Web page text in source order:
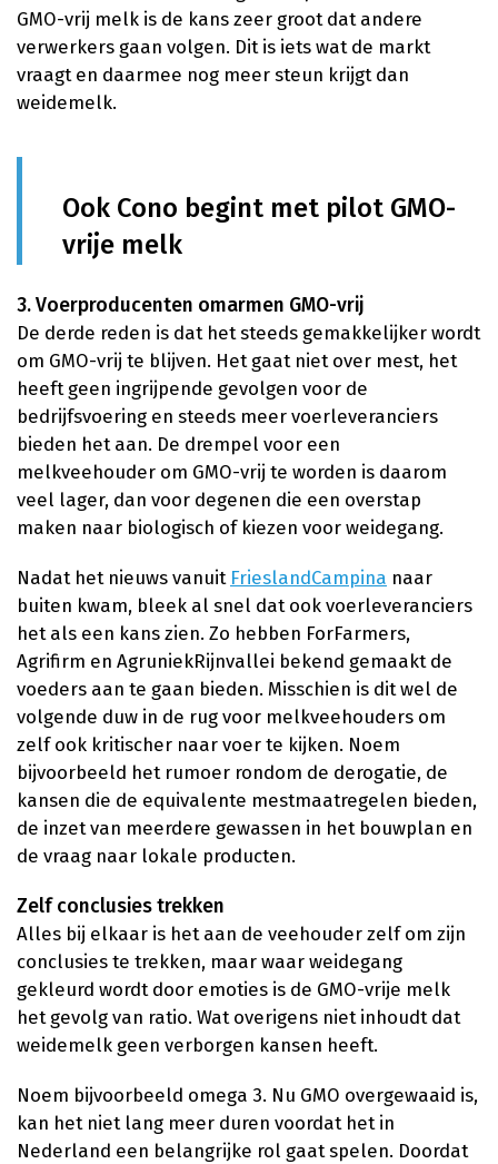
GMO-vrij melk is de kans zeer groot dat andere
verwerkers gaan volgen. Dit is iets wat de markt
vraagt en daarmee nog meer steun krijgt dan
weidemelk.
Ook Cono begint met pilot GMO-
vrije melk
3. Voerproducenten omarmen GMO-vrij
De derde reden is dat het steeds gemakkelijker wordt
om GMO-vrij te blijven. Het gaat niet over mest, het
heeft geen ingrijpende gevolgen voor de
bedrijfsvoering en steeds meer voerleveranciers
bieden het aan. De drempel voor een
melkveehouder om GMO-vrij te worden is daarom
veel lager, dan voor degenen die een overstap
maken naar biologisch of kiezen voor weidegang.
Nadat het nieuws vanuit FrieslandCampina naar
buiten kwam, bleek al snel dat ook voerleveranciers
het als een kans zien. Zo hebben ForFarmers,
Agrifirm en AgruniekRijnvallei bekend gemaakt de
voeders aan te gaan bieden. Misschien is dit wel de
volgende duw in de rug voor melkveehouders om
zelf ook kritischer naar voer te kijken. Noem
bijvoorbeeld het rumoer rondom de derogatie, de
kansen die de equivalente mestmaatregelen bieden,
de inzet van meerdere gewassen in het bouwplan en
de vraag naar lokale producten.
Zelf conclusies trekken
Alles bij elkaar is het aan de veehouder zelf om zijn
conclusies te trekken, maar waar weidegang
gekleurd wordt door emoties is de GMO-vrije melk
het gevolg van ratio. Wat overigens niet inhoudt dat
weidemelk geen verborgen kansen heeft.
Noem bijvoorbeeld omega 3. Nu GMO overgewaaid is,
kan het niet lang meer duren voordat het in
Nederland een belangrijke rol gaat spelen. Doordat